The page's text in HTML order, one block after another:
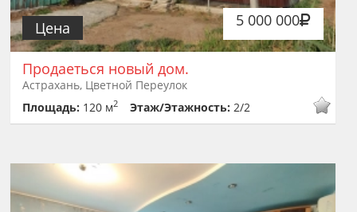
5 000 000
Цена
Продаеться новый дом.
Астрахань, Цветной Переулок
Площадь: 120 м2 Этаж/Этажность: 2/2